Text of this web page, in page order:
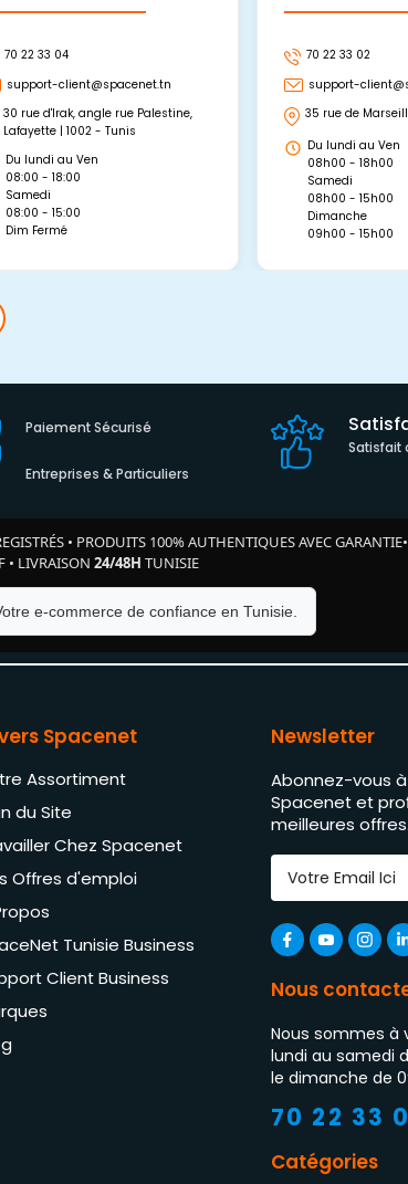
70 22 33 04
support-client@spacenet.tn
30 rue d'Irak, angle rue Palestine,
Lafayette | 1002 - Tunis
Du lundi au Ven
08:00 - 18:00
Samedi
08:00 - 15:00
Dim Fermé
70 22 33 02
support-
35 rue de
Du lundi au Ven
08h00 - 18h00
Samedi
08h00 - 15h00
Dimanche
09h00 - 15h00
Paiement Sécurisé
Entreprises & Particuliers
Satisfait
• PRODUITS 100% AUTHENTIQUES AVEC GARANTIE•
• LIVRAISON 24/48H TUNISIE
e-commerce de confiance en Tunisie.
Spacenet
Assortiment
du Site
Chez Spacenet
Offres d'emploi
Tunisie Business
Client Business
Newsletter
Abonnez-vous
Spacenet et
meilleures offres.
Nous
Nous sommes à
lundi au samedi
le dimanche de
70 22 33
Catégories